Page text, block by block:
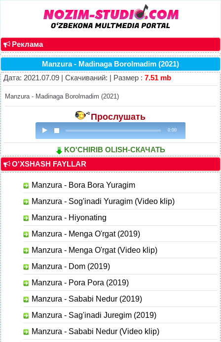
Реклама
Manzura - Madinaga Borolmadim (2021)
Дата: 2021.07.09 | Скачиваний: | Размер : 7.51 mb
Manzura - Madinaga Borolmadim (2021)
Прослушать
0:00
KO'CHIRIB OLISH-СКАЧАТЬ
O'XSHASH FAYLLAR
Manzura - Bora Bora Yuragim
Manzura - Sog'inadi Yuragim (Video klip)
Manzura - Hiyonating
Manzura - Menga O'rgat (2019)
Manzura - Menga O'rgat (Video klip)
Manzura - Dom (2019)
Manzura - Pora Pora (2019)
Manzura - Sababi Nedur (2019)
Manzura - Sag'inadi Juregim (2019)
Manzura - Sababi Nedur (Video klip)